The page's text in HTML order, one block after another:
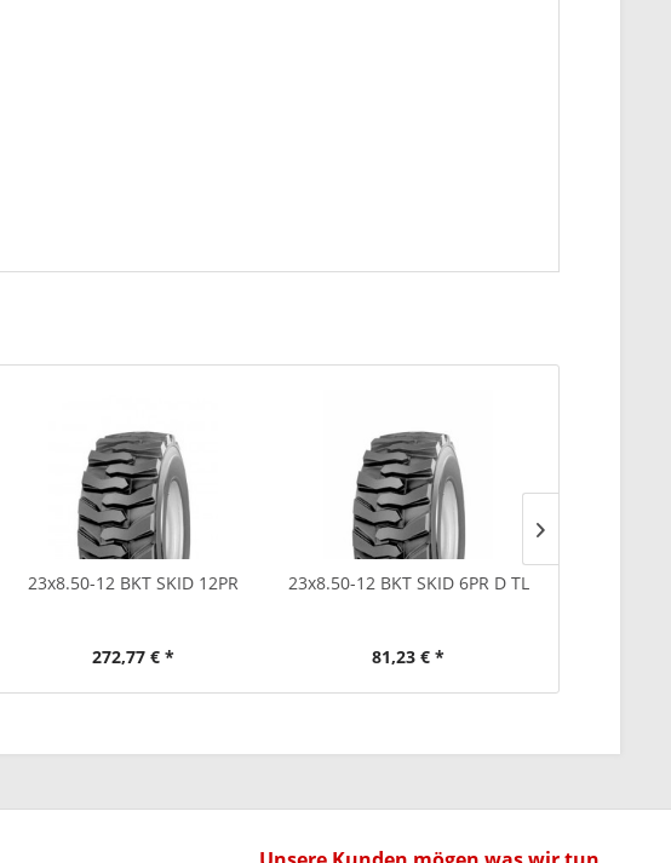
23x8.50-12 BKT SKID 12PR
272,77 € *
23x8.50-12 BKT SKID 6PR D TL
81,23 € *